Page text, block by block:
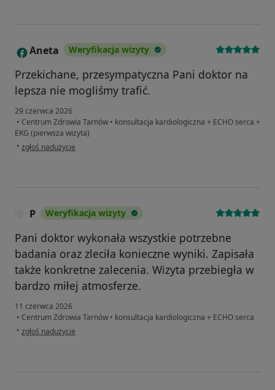
A Aneta Weryfikacja wizyty
Przekichane, przesympatyczna Pani doktor na
lepsza nie mogliśmy trafić.
29 czerwca 2026
• Centrum Zdrowia Tarnów • konsultacja kardiologiczna + ECHO serca +
EKG (pierwsza wizyta)
• w opinii użytkownika Aneta
zgłoś nadużycie
P Weryfikacja wizyty
Pani doktor wykonała wszystkie potrzebne
badania oraz zleciła konieczne wyniki. Zapisała
także konkretne zalecenia. Wizyta przebiegła w
bardzo miłej atmosferze.
11 czerwca 2026
• Centrum Zdrowia Tarnów • konsultacja kardiologiczna + ECHO serca
• w opinii użytkownika P
zgłoś nadużycie